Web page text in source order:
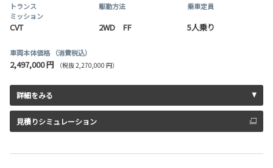
トランス
ミッション
CVT
駆動方法
2WD FF
乗車定員
5人乗り
車両本体価格 （消費税込）
2,497,000 円 （税抜 2,270,000 円）
詳細をみる
見積りシミュレーション